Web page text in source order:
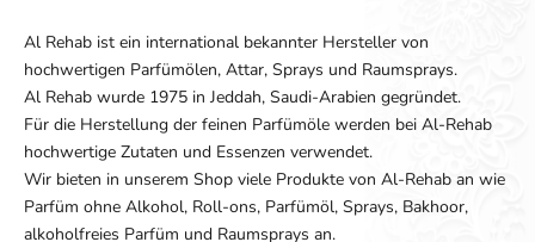
Al Rehab ist ein international bekannter Hersteller von
hochwertigen Parfümölen, Attar, Sprays und Raumsprays.
Al Rehab wurde 1975 in Jeddah, Saudi-Arabien gegründet.
Für die Herstellung der feinen Parfümöle werden bei Al-Rehab
hochwertige Zutaten und Essenzen verwendet.
Wir bieten in unserem Shop viele Produkte von Al-Rehab an wie
Parfüm ohne Alkohol, Roll-ons, Parfümöl, Sprays, Bakhoor,
alkoholfreies Parfüm und Raumsprays an.